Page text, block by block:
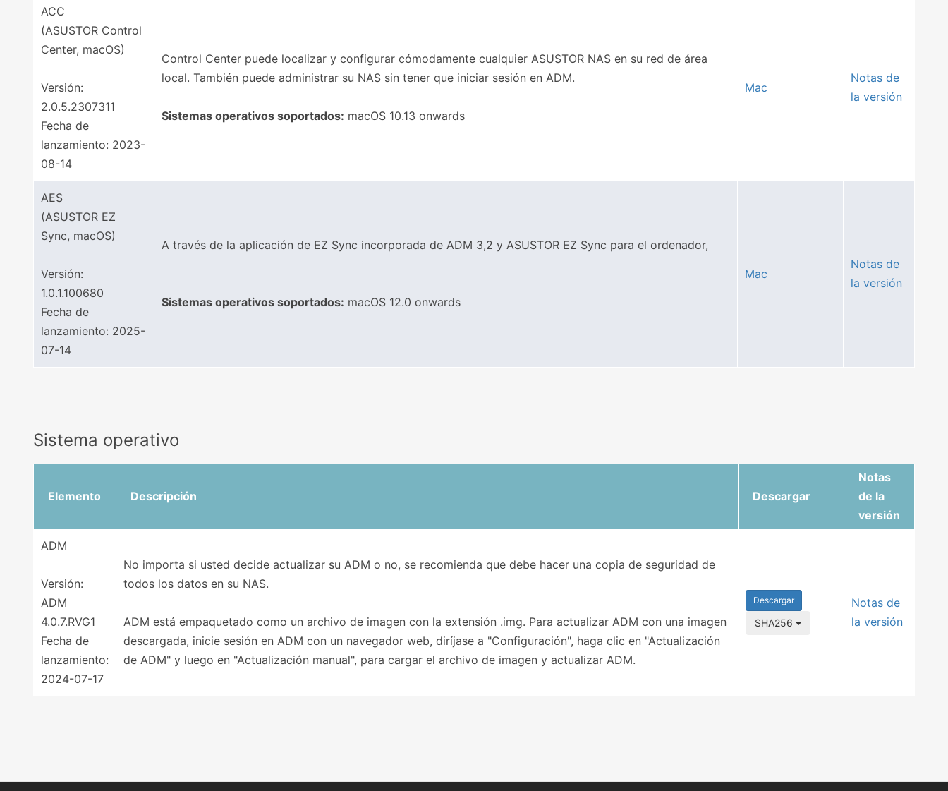
ACC
(ASUSTOR Control
Center, macOS)
Versión:
2.0.5.2307311
Fecha de
lanzamiento: 2023-
08-14
Control Center puede localizar y configurar cómodamente cualquier ASUSTOR NAS en su red de área
local. También puede administrar su NAS sin tener que iniciar sesión en ADM.
Sistemas operativos soportados: macOS 10.13 onwards
Mac
Notas de
la versión
AES
(ASUSTOR EZ
Sync, macOS)
Versión:
1.0.1.100680
Fecha de
lanzamiento: 2025-
07-14
A través de la aplicación de EZ Sync incorporada de ADM 3,2 y ASUSTOR EZ Sync para el ordenador,
Sistemas operativos soportados: macOS 12.0 onwards
Mac
Notas de
la versión
Sistema operativo
Elemento Descripción Descargar
Notas
de la
versión
ADM
Versión:
ADM
4.0.7.RVG1
Fecha de
lanzamiento:
2024-07-17
No importa si usted decide actualizar su ADM o no, se recomienda que debe hacer una copia de seguridad de
todos los datos en su NAS.
ADM está empaquetado como un archivo de imagen con la extensión .img. Para actualizar ADM con una imagen
descargada, inicie sesión en ADM con un navegador web, diríjase a "Configuración", haga clic en "Actualización
de ADM" y luego en "Actualización manual", para cargar el archivo de imagen y actualizar ADM.
Descargar
SHA256
Notas de
la versión